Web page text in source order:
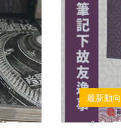
！ 《金
最新動向